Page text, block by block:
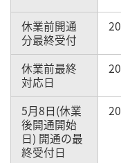
休業前開通
分最終受付
休業前最終
対応日
5月8日(休業
後開通開始
日) 開通の最
終受付日